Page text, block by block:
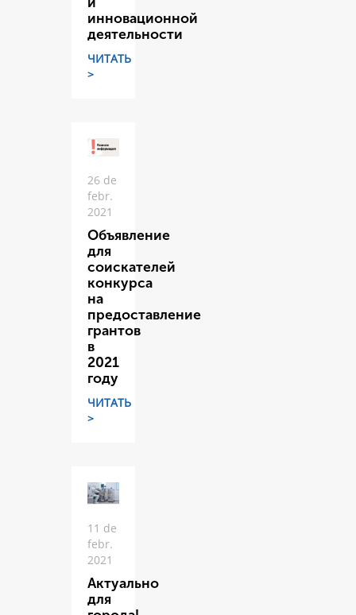
инновационной
деятельности
ЧИТАТЬ
>
26 de
febr.
2021
Объявление
для
соискателей
конкурса
на
предоставление
грантов
в
2021
году
ЧИТАТЬ
>
11 de
febr.
2021
Актуально
для